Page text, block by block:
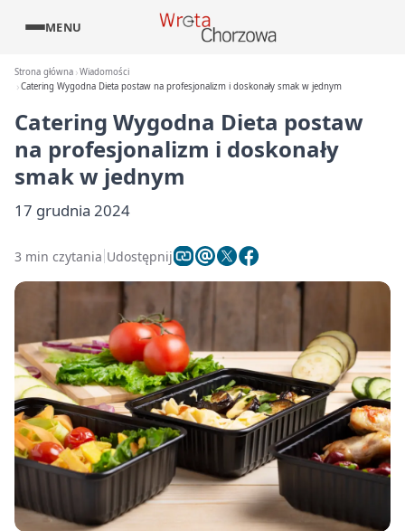
MENU
Strona główna Wiadomości
Catering Wygodna Dieta postaw na profesjonalizm i doskonały smak w jednym
Catering Wygodna Dieta postaw
na profesjonalizm i doskonały
smak w jednym
17 grudnia 2024
3 min czytania Udostępnij